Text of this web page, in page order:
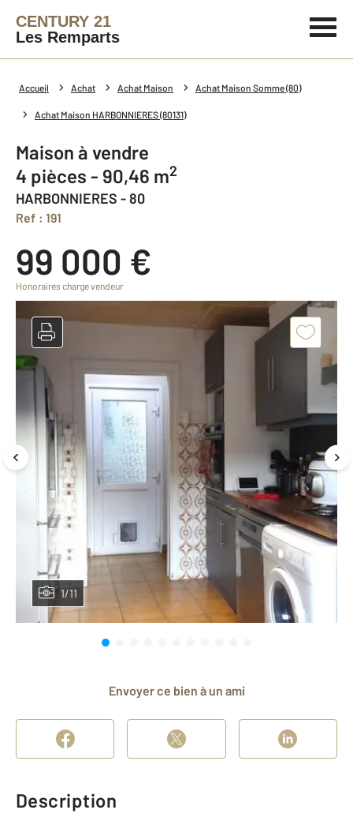
CENTURY 21
Les Remparts
Accueil Achat Achat Maison Achat Maison Somme (80)
Achat Maison HARBONNIERES (80131)
Maison à vendre
4 pièces - 90,46 m2
HARBONNIERES - 80
Ref : 191
99 000 €
Honoraires charge vendeur
1/11
Envoyer ce bien à un ami
Description